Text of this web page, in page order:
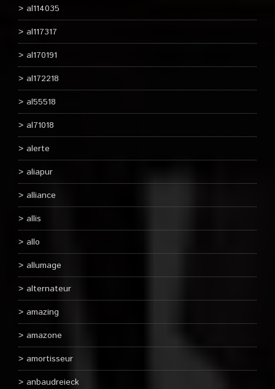
al114035
al117317
al170191
al172218
al55518
al71018
alerte
aliapur
alliance
allis
allo
allumage
alternateur
amazing
amazone
amortisseur
anbaudreieck